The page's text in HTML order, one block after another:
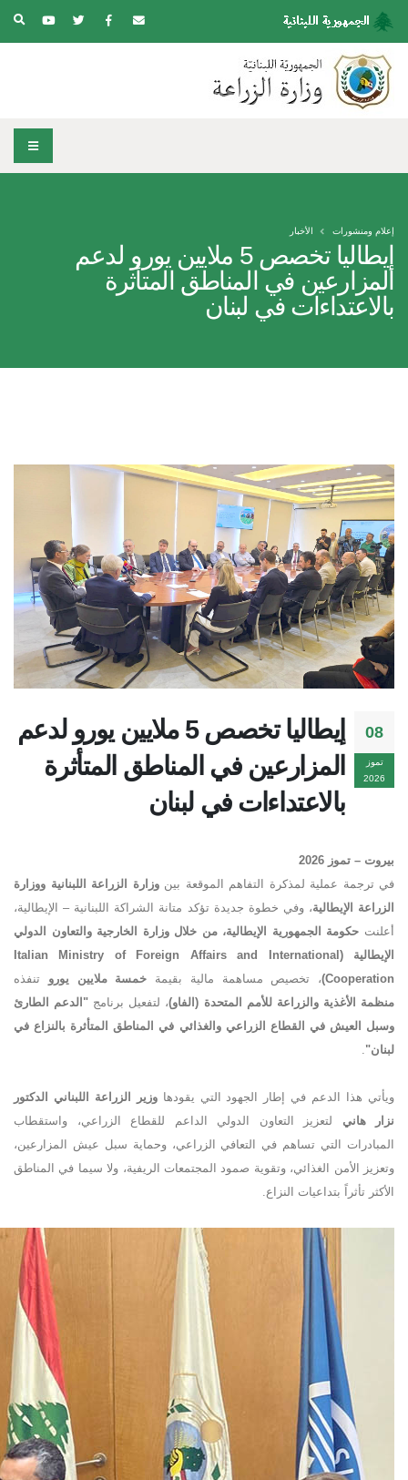
إيطاليا تخصص 5 ملايين يورو لدعم
المزارعين في المناطق المتأثرة
بالاعتداءات في لبنان
إعلام ومنشورات الأخبار
08
تموز
2026
إيطاليا تخصص 5 ملايين يورو لدعم
المزارعين في المناطق المتأثرة
بالاعتداءات في لبنان
بيروت – تموز 2026
في ترجمة عملية لمذكرة التفاهم الموقعة بينوزارة الزراعة اللبنانية ووزارة
الزراعة الإيطالية، وفي خطوة جديدة تؤكد متانة الشراكة اللبنانية – الإيطالية،
أعلنت حكومة الجمهورية الإيطالية، من خلال وزارة الخارجية والتعاون الدولي
الإيطالية
(Italian Ministry of Foreign Affairs and International
Cooperation) ، تخصيص مساهمة مالية بقيمة خمسة ملايين يورو تنفذه
منظمة الأغذية والزراعة للأمم المتحدة (الفاو)، لتفعيل برنامج "الدعم الطارئ
وسبل العيش في القطاع الزراعي والغذائي في المناطق المتأثرة بالنزاع في
لبنان"
ويأتي هذا الدعم في إطار الجهود التي يقودهاوزير الزراعة اللبناني الدكتور
نزار هاني لتعزيز التعاون الدولي الداعم للقطاع الزراعي، واستقطاب
المبادرات التي تساهم في التعافي الزراعي، وحماية سبل عيش المزارعين،
وتعزيز الأمن الغذائي، وتقوية صمود المجتمعات الريفية، ولا سيما في المناطق
الأكثر تأثراً بتداعيات النزاع